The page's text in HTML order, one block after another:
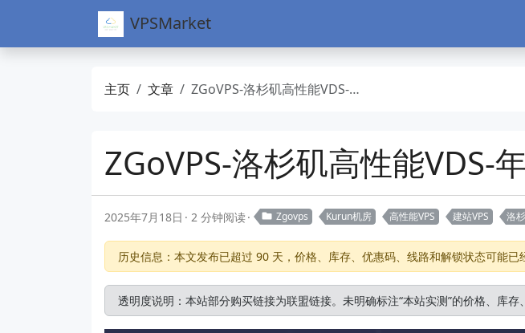
VPSMarket
主页 文章 ZGoVPS-洛杉矶高性能VDS-年付88USD-Kurun机房-国际线路
ZGoVPS-洛杉矶高性能VDS-
2025年7月18日 2 分钟阅读 Zgovps Kurun机房 高性能VPS 建站VPS 洛
历史信息：本文发布已超过 90 天，价格、库存、优惠码、线路和解锁状态可能已
透明度说明：本站部分购买链接为联盟链接。未明确标注“本站实测”的价格、库